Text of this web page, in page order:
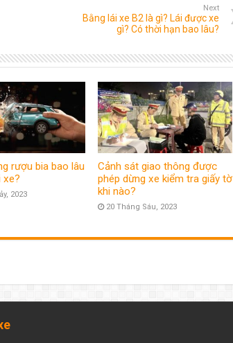
Next
Bằng lái xe B2 là gì? Lái được xe
gì? Có thời hạn bao lâu?
rượu bia bao lâu
xe?
2023
Cảnh sát giao thông được
phép dừng xe kiểm tra giấy tờ
khi nào?
20 Tháng Sáu, 2023